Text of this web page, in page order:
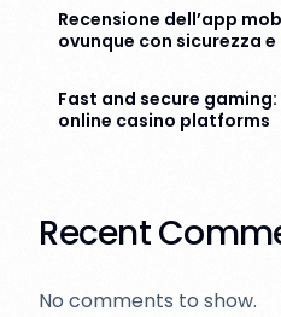
Recensione dell’app
ovunque con sicurezza
Fast and secure
online casino platforms
Recent
No comments to show.